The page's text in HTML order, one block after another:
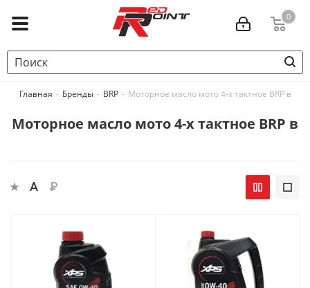
0
Главная - Бренды - BRP - Моторное масло мото 4-х тактное BRP в
Моторное масло мото 4-х тактное BRP в